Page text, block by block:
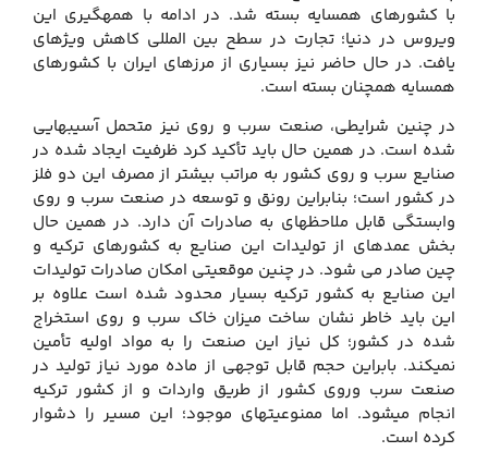
با کشورهای همسایه بسته شد. در ادامه با همه‏گیری این
ویروس در دنیا؛ تجارت در سطح بین المللی کاهش ویژه‏ای
یافت. در حال حاضر نیز بسیاری از مرزهای ایران با کشورهای
همسایه همچنان بسته است.
در چنین شرایطی، صنعت سرب و روی نیز متحمل آسیب‏هایی
شده است. در همین حال باید تأکید کرد ظرفیت ایجاد شده در
صنایع سرب و روی کشور به مراتب بیشتر از مصرف این دو فلز
در کشور است؛ بنابراین رونق و توسعه در صنعت سرب و روی
وابستگی قابل ملاحظه‏ای به صادرات آن دارد. در همین حال
بخش عمده‏ای از تولیدات این صنایع به کشورهای ترکیه و
چین صادر می شود. در چنین موقعیتی امکان صادرات تولیدات
این صنایع به کشور ترکیه بسیار محدود شده است علاوه بر
این باید خاطر نشان ساخت میزان خاک سرب و روی استخراج
شده در کشور؛ کل نیاز این صنعت را به مواد اولیه تأمین
نمی‏کند. بابراین حجم قابل توجهی از ماده مورد نیاز تولید در
صنعت سرب وروی کشور از طریق واردات و از کشور ترکیه
انجام می‏شود. اما ممنوعیت‏های موجود؛ این مسیر را دشوار
کرده است.